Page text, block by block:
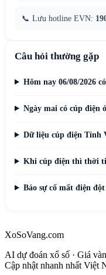
📞 Lưu hotline EVN:
Câu hỏi thường gặp
Hôm nay 06/08/2026
Ngày mai có cúp điện
Dữ liệu cúp điện Tỉnh
Khi cúp điện thì thời
Báo sự cố mất điện
XoSoVang.com
AI dự đoán xổ số · Giá
Cập nhật nhanh nhất Việt